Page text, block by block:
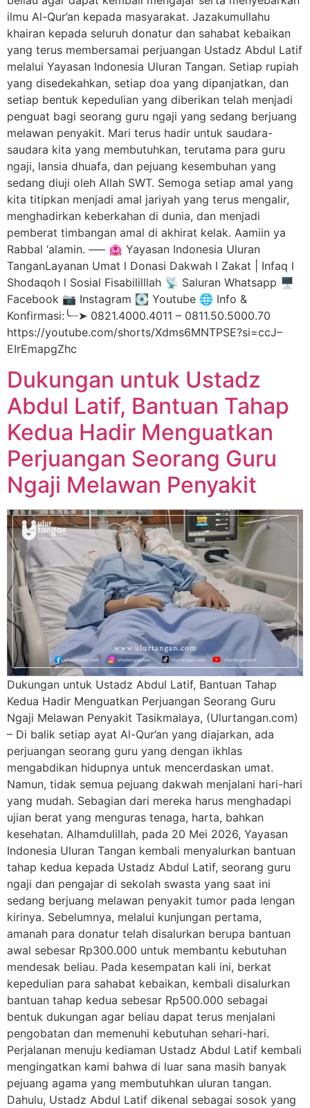
ilmu Al-Qur’an kepada masyarakat. Jazakumullahu
khairan kepada seluruh donatur dan sahabat kebaikan
yang terus membersamai perjuangan Ustadz Abdul Latif
melalui Yayasan Indonesia Uluran Tangan. Setiap rupiah
yang disedekahkan, setiap doa yang dipanjatkan, dan
setiap bentuk kepedulian yang diberikan telah menjadi
penguat bagi seorang guru ngaji yang sedang berjuang
melawan penyakit. Mari terus hadir untuk saudara-
saudara kita yang membutuhkan, terutama para guru
ngaji, lansia dhuafa, dan pejuang kesembuhan yang
sedang diuji oleh Allah SWT. Semoga setiap amal yang
kita titipkan menjadi amal jariyah yang terus mengalir,
menghadirkan keberkahan di dunia, dan menjadi
pemberat timbangan amal di akhirat kelak. Aamiin ya
Rabbal ‘alamin. —– 🏩 Yayasan Indonesia Uluran
TanganLayanan Umat l Donasi Dakwah l Zakat | Infaq l
Shodaqoh l Sosial Fisabililllah 📡 Saluran Whatsapp 🖥️
Facebook 📷 Instagram 💽 Youtube 🌐 Info &
Konfirmasi:╰┈➤ 0821.4000.4011 – 0811.50.5000.70
https://youtube.com/shorts/Xdms6MNTPSE?si=ccJ–
EIrEmapgZhc
Dukungan untuk Ustadz
Abdul Latif, Bantuan Tahap
Kedua Hadir Menguatkan
Perjuangan Seorang Guru
Ngaji Melawan Penyakit
Dukungan untuk Ustadz Abdul Latif, Bantuan Tahap
Kedua Hadir Menguatkan Perjuangan Seorang Guru
Ngaji Melawan Penyakit Tasikmalaya, (Ulurtangan.com)
– Di balik setiap ayat Al-Qur’an yang diajarkan, ada
perjuangan seorang guru yang dengan ikhlas
mengabdikan hidupnya untuk mencerdaskan umat.
Namun, tidak semua pejuang dakwah menjalani hari-hari
yang mudah. Sebagian dari mereka harus menghadapi
ujian berat yang menguras tenaga, harta, bahkan
kesehatan. Alhamdulillah, pada 20 Mei 2026, Yayasan
Indonesia Uluran Tangan kembali menyalurkan bantuan
tahap kedua kepada Ustadz Abdul Latif, seorang guru
ngaji dan pengajar di sekolah swasta yang saat ini
sedang berjuang melawan penyakit tumor pada lengan
kirinya. Sebelumnya, melalui kunjungan pertama,
amanah para donatur telah disalurkan berupa bantuan
awal sebesar Rp300.000 untuk membantu kebutuhan
mendesak beliau. Pada kesempatan kali ini, berkat
kepedulian para sahabat kebaikan, kembali disalurkan
bantuan tahap kedua sebesar Rp500.000 sebagai
bentuk dukungan agar beliau dapat terus menjalani
pengobatan dan memenuhi kebutuhan sehari-hari.
Perjalanan menuju kediaman Ustadz Abdul Latif kembali
mengingatkan kami bahwa di luar sana masih banyak
pejuang agama yang membutuhkan uluran tangan.
Dahulu, Ustadz Abdul Latif dikenal sebagai sosok yang